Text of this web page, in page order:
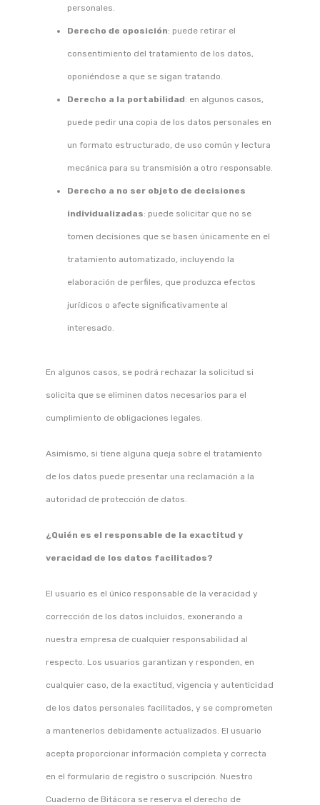
personales.
Derecho de oposición: puede retirar el
consentimiento del tratamiento de los datos,
oponiéndose a que se sigan tratando.
Derecho a la portabilidad: en algunos casos,
puede pedir una copia de los datos personales en
un formato estructurado, de uso común y lectura
mecánica para su transmisión a otro responsable.
Derecho a no ser objeto de decisiones
individualizadas: puede solicitar que no se
tomen decisiones que se basen únicamente en el
tratamiento automatizado, incluyendo la
elaboración de perfiles, que produzca efectos
jurídicos o afecte significativamente al
interesado.
En algunos casos, se podrá rechazar la solicitud si
solicita que se eliminen datos necesarios para el
cumplimiento de obligaciones legales.
Asimismo, si tiene alguna queja sobre el tratamiento
de los datos puede presentar una reclamación a la
autoridad de protección de datos.
¿Quién es el responsable de la exactitud y
veracidad de los datos facilitados?
El usuario es el único responsable de la veracidad y
corrección de los datos incluidos, exonerando a
nuestra empresa de cualquier responsabilidad al
respecto. Los usuarios garantizan y responden, en
cualquier caso, de la exactitud, vigencia y autenticidad
de los datos personales facilitados, y se comprometen
a mantenerlos debidamente actualizados. El usuario
acepta proporcionar información completa y correcta
en el formulario de registro o suscripción. Nuestro
Cuaderno de Bitácora se reserva el derecho de